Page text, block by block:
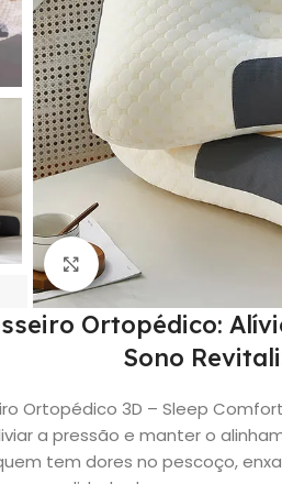
Click to enlarge
Ortopédico:
Sono
Ortopédico 3D – Sleep
a pressão e manter o
tem dores no pescoço,